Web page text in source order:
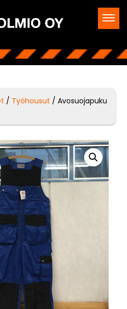
/ Työhousut / Avosuojapuku